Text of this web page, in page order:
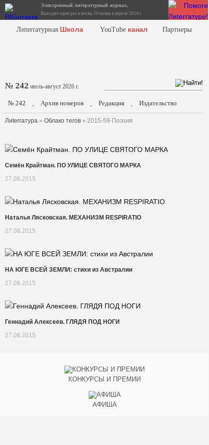
Электронный литературный журнал.
Выходит один раз в месяц. Основан в апреле 2014 г.
Лиterraтурная Школа YouTube канал Партнеры
№ 242 июль-август 2026 г.
№ 242 . Архив номеров . Редакция . Издательство
Лиterraтура » Облако тегов » 2015-59-Поэзия
Семён Крайтман. ПО УЛИЦЕ СВЯТОГО МАРКА
27.08.2015
Наталья Лясковская. МЕХАНИЗМ RESPIRATIO
27.08.2015
НА ЮГЕ ВСЕЙ ЗЕМЛИ: стихи из Австралии
27.08.2015
Геннадий Алексеев. ГЛЯДЯ ПОД НОГИ
27.08.2015
КОНКУРСЫ И ПРЕМИИ
АФИША